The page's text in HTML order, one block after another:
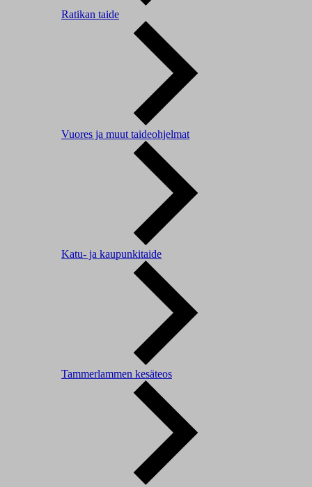
Ratikan taide
Vuores ja muut taideohjelmat
Katu- ja kaupunkitaide
Tammerlammen kesäteos